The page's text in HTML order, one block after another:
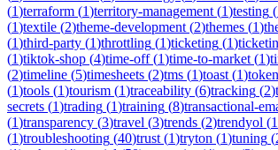
(1)terraform (1)territory-management (1)testing (
(1)textile (2)theme-development (2)themes (1)
(1)third-party (1)throttling (1)ticketing (1)
(1)tiktok-shop (4)time-off(1)time-to-market (1)
(2)timeline (5)timesheets (2)tms (1)toast (1)
(1)tools (1)tourism (1)traceability (6)tracking (2)
secrets (1)trading (1)training (8)transactional-
(1)transparency (3)travel (3)trends (2)trendyol (1
(1)troubleshooting (40)trust (1)tryton (1)tuning (